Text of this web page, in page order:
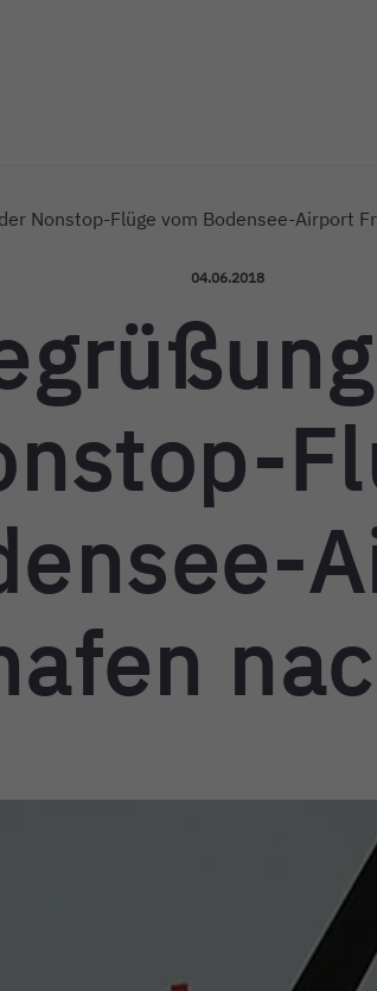
Nonstop-Flüge vom Bodensee-Airport
Veröffentlicht am:
04.06.2018